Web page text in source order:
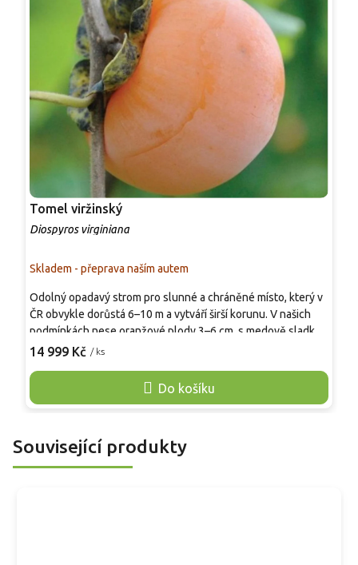
Tomel viržinský
Diospyros virginiana
Skladem - přeprava naším autem
14 999 Kč / ks
Do košíku
Odolný opadavý strom pro slunné a chráněné místo, který v
ČR obvykle dorůstá 6–10 m a vytváří širší korunu. V našich
podmínkách nese oranžové plody 3–6 cm, s medově sladkou
chutí až po úplném změknutí. Kvete v květnu až červnu
listopadu, často po prvních mrazících. Nejlépe prospívá v
propustné půdě pH 6,0–7,5 a vyzrálé dřevo snáší zimu
Související produkty